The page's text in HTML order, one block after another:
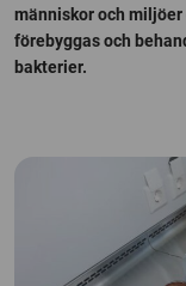
människor och
förebyggas och
bakterier.